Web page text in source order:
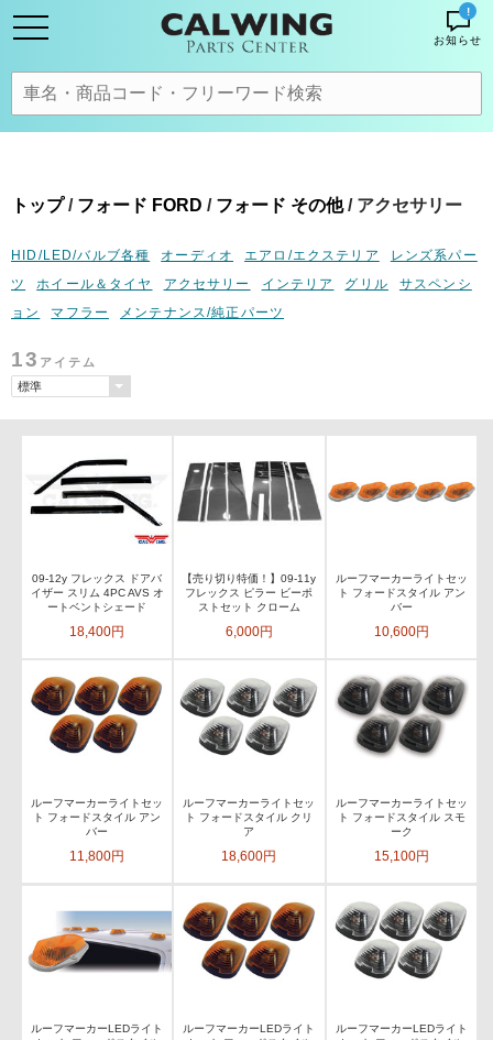
!
お知らせ
トップ/ フォード FORD / フォード その他/ アクセサリー
HID/LED/バルブ各種 オーディオ エアロ/エクステリア
レンズ系パー
ツ
ホイール＆タイヤ アクセサリー インテリア グリル
サスペンシ
ョン
マフラー メンテナンス/純正パーツ
13 アイテム
09-12y フレックス ドアバ
イザー スリム 4PC AVS オ
ートベントシェード
18,400円
【売り切り特価！】09-11y
フレックス ピラー ビーポ
ストセット クローム
6,000円
ルーフマーカーライトセッ
ト フォードスタイル アン
バー
10,600円
ルーフマーカーライトセッ
ト フォードスタイル アン
バー
11,800円
ルーフマーカーライトセッ
ト フォードスタイル クリ
ア
18,600円
ルーフマーカーライトセッ
ト フォードスタイル スモ
ーク
15,100円
ルーフマーカーLEDライト
ルーフマーカーLEDライト
ルーフマーカーLEDライト